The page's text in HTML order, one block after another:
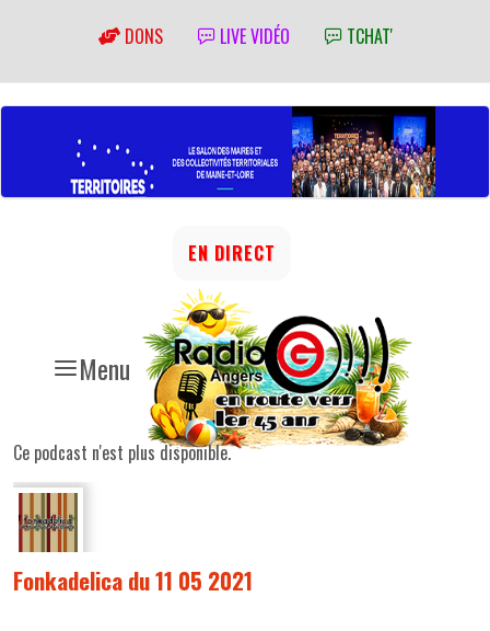
DONS LIVE VIDÉO TCHAT'
Menu
EN DIRECT
Ce podcast n'est plus disponible.
Fonkadelica du 11 05 2021